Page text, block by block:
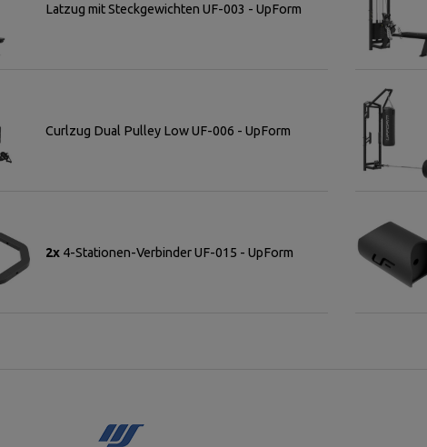
Latzug mit Steckgewichten UF-003 - UpForm
Curlzug Dual Pulley Low UF-006 - UpForm
2x 4-Stationen-Verbinder UF-015 - UpForm